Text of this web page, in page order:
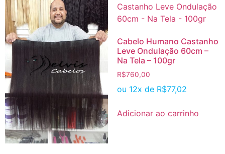
Cabelo Humano Castanho
Leve Ondulação 60cm –
Na Tela – 100gr
R$760,00
ou 12x de R$77,02
Adicionar ao carrinho